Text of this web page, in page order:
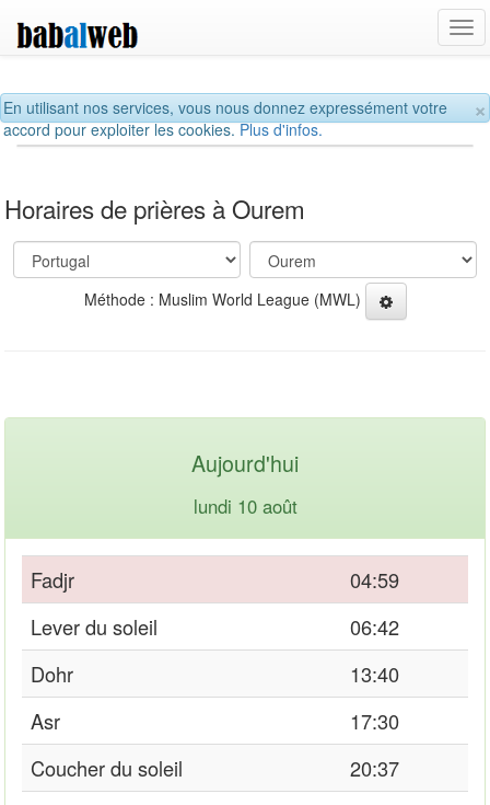
×
En utilisant nos services, vous nous donnez expressément votre
accord pour exploiter les cookies.Plus d'infos.
Horaires de prières à Ourem
Méthode : Muslim World League (MWL)
Aujourd'hui
lundi 10 août
Fadjr
04:59
Lever du soleil
06:42
Dohr
13:40
Asr
17:30
Coucher du soleil
20:37